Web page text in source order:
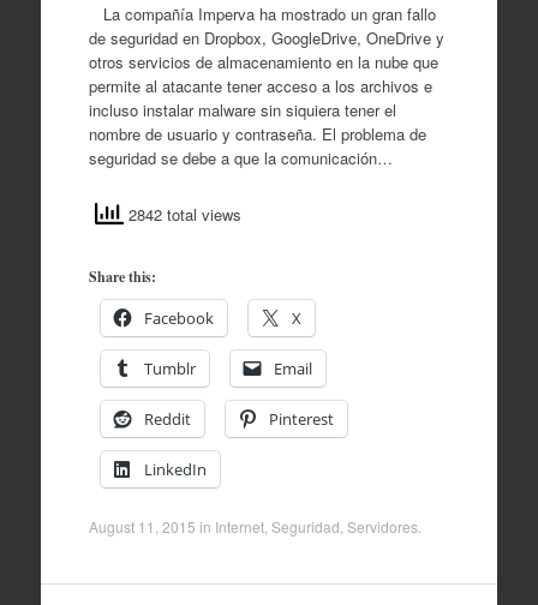
La compañía Imperva ha mostrado un gran fallo
de seguridad en Dropbox, GoogleDrive, OneDrive y
otros servicios de almacenamiento en la nube que
permite al atacante tener acceso a los archivos e
incluso instalar malware sin siquiera tener el
nombre de usuario y contraseña. El problema de
seguridad se debe a que la comunicación…
2842 total views
Share this:
Facebook X
Tumblr Email
Reddit Pinterest
LinkedIn
August 11, 2015 in Internet, Seguridad Servidores.